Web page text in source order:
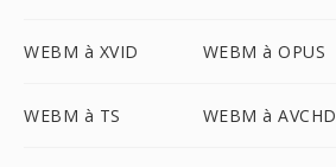
WEBM à XVID WEBM à OPUS
WEBM à TS WEBM à AVCHD